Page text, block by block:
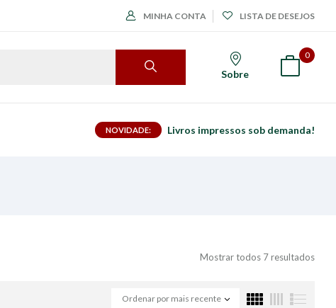
MINHA CONTA LISTA DE DESEJOS
Sobre
0
NOVIDADE: Livros impressos sob demanda!
Mostrar todos 7 resultados
Ordenar por mais recente